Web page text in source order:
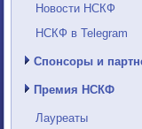
Новости НСКФ
НСКФ в Telegram
Спонсоры и
Премия НСКФ
Лауреаты